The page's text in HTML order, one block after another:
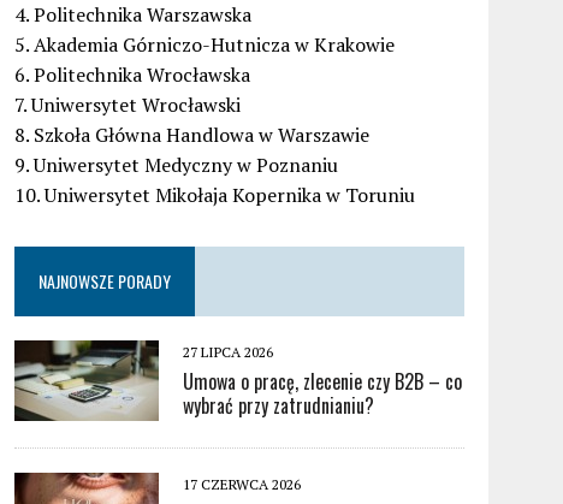
4. Politechnika Warszawska
5. Akademia Górniczo-Hutnicza w Krakowie
6. Politechnika Wrocławska
7. Uniwersytet Wrocławski
8. Szkoła Główna Handlowa w Warszawie
9. Uniwersytet Medyczny w Poznaniu
10. Uniwersytet Mikołaja Kopernika w Toruniu
NAJNOWSZE PORADY
27 LIPCA 2026
Umowa o pracę, zlecenie czy B2B – co
wybrać przy zatrudnianiu?
17 CZERWCA 2026